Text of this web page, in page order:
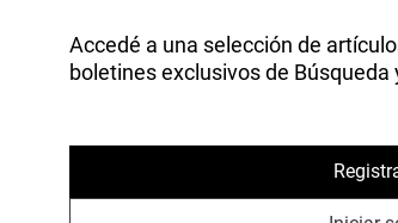
Accedé a una selección de
boletines exclusivos de Búsqueda